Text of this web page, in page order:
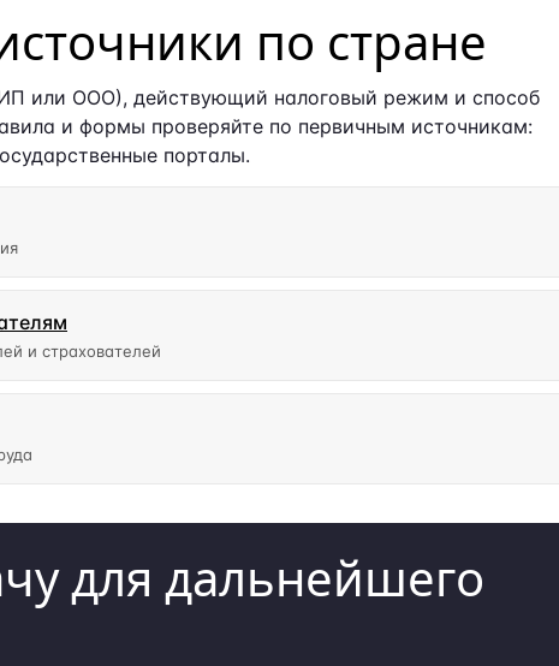
по стране
или ООО), действующий налоговый режим и способ
и формы проверяйте по первичным источникам:
порталы.
и страхователей
для дальнейшего